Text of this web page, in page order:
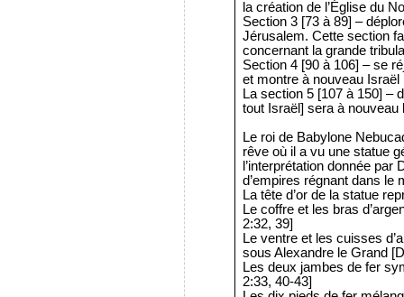
la création de l’Église du
Section 3 [73 à 89] –
Jérusalem. Cette section
concernant la grande
Section 4 [90 à 106] – se
et montre à nouveau
La section 5 [107 à 150] –
tout Israël] sera à nouveau
Le roi de Babylone
rêve où il a vu une statue
l’interprétation donnée
d’empires régnant dans le
La tête d’or de la statue
Le coffre et les bras
2:32, 39]
Le ventre et les cuisses
sous Alexandre le Grand
Les deux jambes de fer
2:33, 40-43]